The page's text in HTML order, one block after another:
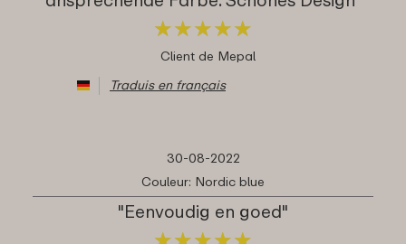
★★★★★
★★★★★
Client de Mepal
Traduis en français
30-08-2022
Couleur: Nordic blue
"Eenvoudig en goed"
★★★★★
★★★★★